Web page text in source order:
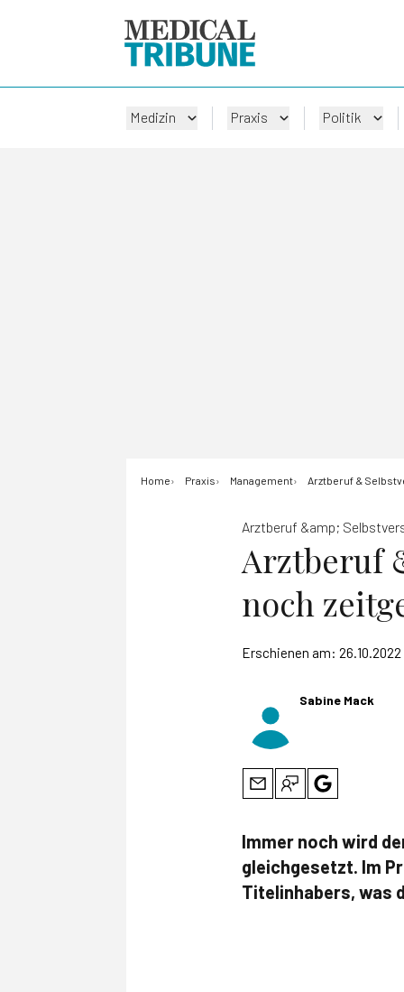
Medizin Praxis Politik
Home Praxis Management Arztberuf &
Arztberuf &amp;
Arztberuf
noch
Erschienen am: 26.10.2022
Sabine Mack
Immer noch wird
gleichgesetzt. Im
Titelinhabers, was